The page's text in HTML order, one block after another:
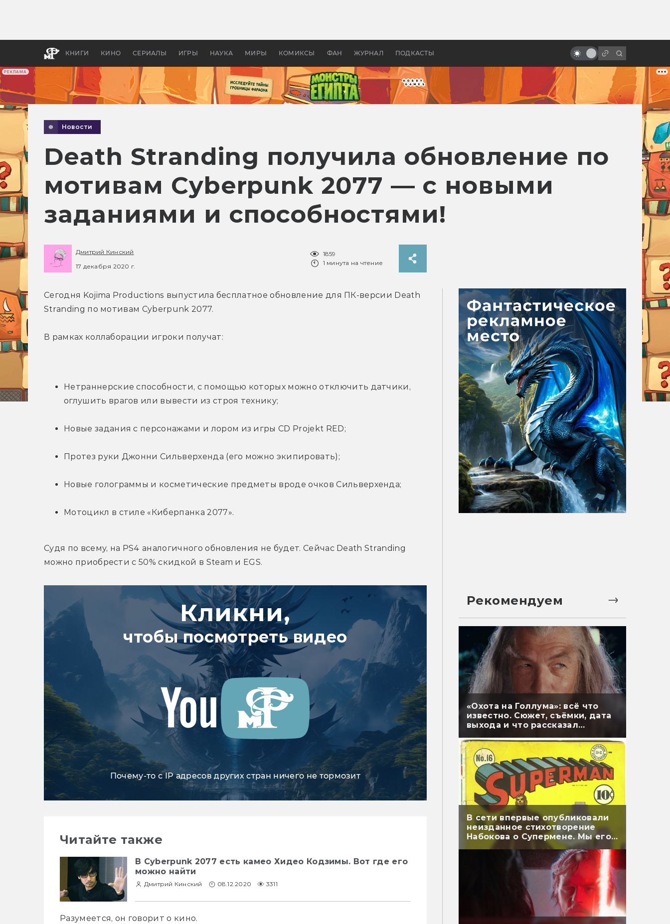
РЕКЛАМА
КНИГИ КИНО СЕРИАЛЫ ИГРЫ НАУКА МИРЫ КОМИКСЫ ФАН ЖУРНАЛ ПОДКАСТЫ
бы «Властелина колец»
Древней Грецией
неснятые
Новости
Death Stranding получила обновление по
мотивам Cyberpunk 2077 — с новыми
заданиями и способностями!
Дмитрий Кинский
17 декабря 2020 г.
1859
1 минута на чтение
Сегодня Kojima Productions выпустила бесплатное обновление для ПК-версии Death
Stranding по мотивам Cyberpunk 2077.
В рамках коллаборации игроки получат:
Нетраннерские способности, с помощью которых можно отключить датчики,
оглушить врагов или вывести из строя технику;
Новые задания с персонажами и лором из игры CD Projekt RED;
Протез руки Джонни Сильверхенда (его можно экипировать);
Новые голограммы и косметические предметы вроде очков Сильверхенда;
Мотоцикл в стиле «Киберпанка 2077».
Судя по всему, на PS4 аналогичного обновления не будет. Сейчас Death Stranding
можно приобрести с 50% скидкой в Steam и EGS.
Кликни,
чтобы посмотреть видео
Почему-то с IP адресов других стран ничего не тормозит
Читайте также
В Cyberpunk 2077 есть камео Хидео Кодзимы. Вот где его
можно найти
Дмитрий Кинский 08.12.2020 3311
Разумеется, он говорит о кино.
Рекомендуем
«Охота на Голлума»: всё что
известно. Сюжет, съёмки, дата
выхода и что рассказал
В сети впервые опубликовали
неизданное стихотворение
Набокова о Супермене. Мы его
перевели